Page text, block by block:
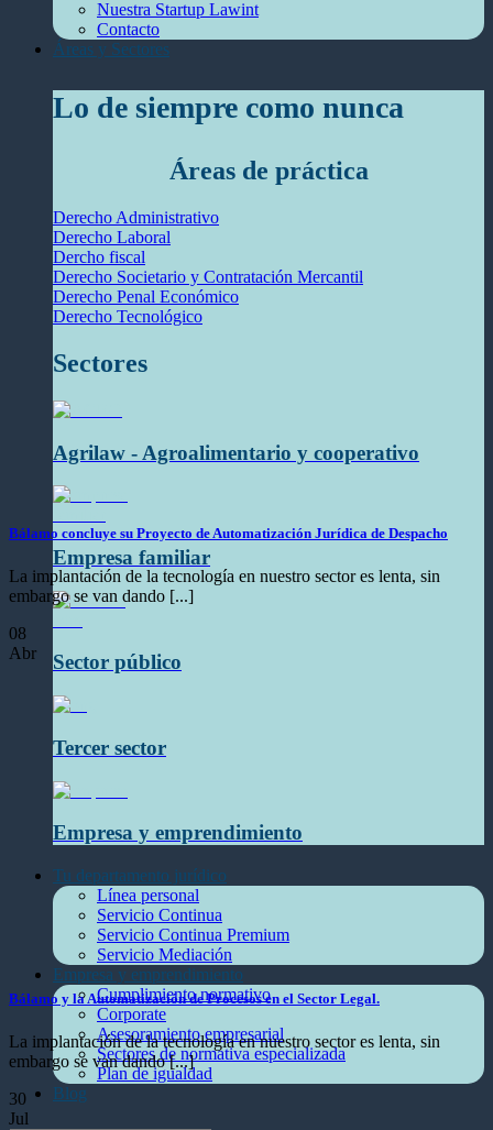
Nuestra Startup Lawint
Contacto
Áreas y Sectores
Lo de siempre como nunca
Áreas de práctica
Derecho Administrativo
Derecho Laboral
Dercho fiscal
Derecho Societario y Contratación Mercantil
Derecho Penal Económico
Derecho Tecnológico
Sectores
Agrilaw - Agroalimentario y cooperativo
Empresa familiar
Sector público
Tercer sector
Empresa y emprendimiento
Tu departamento jurídico
Línea personal
Servicio Continua
Servicio Continua Premium
Servicio Mediación
Empresa y emprendimiento
Cumplimiento normativo
Corporate
Asesoramiento empresarial
Sectores de normativa especializada
Plan de igualdad
Blog
Bálamo concluye su Proyecto de Automatización Jurídica de Despacho
La implantación de la tecnología en nuestro sector es lenta, sin
embargo se van dando [...]
08
Abr
Bálamo y la Automatización de Procesos en el Sector Legal.
La implantación de la tecnología en nuestro sector es lenta, sin
embargo se van dando [...]
30
Jul